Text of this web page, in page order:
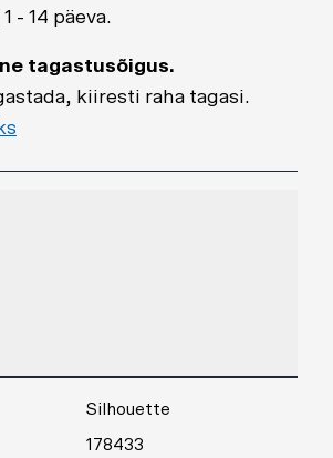
- 14 päeva.
tagastusõigus.
kiiresti raha tagasi.
Silhouette
178433